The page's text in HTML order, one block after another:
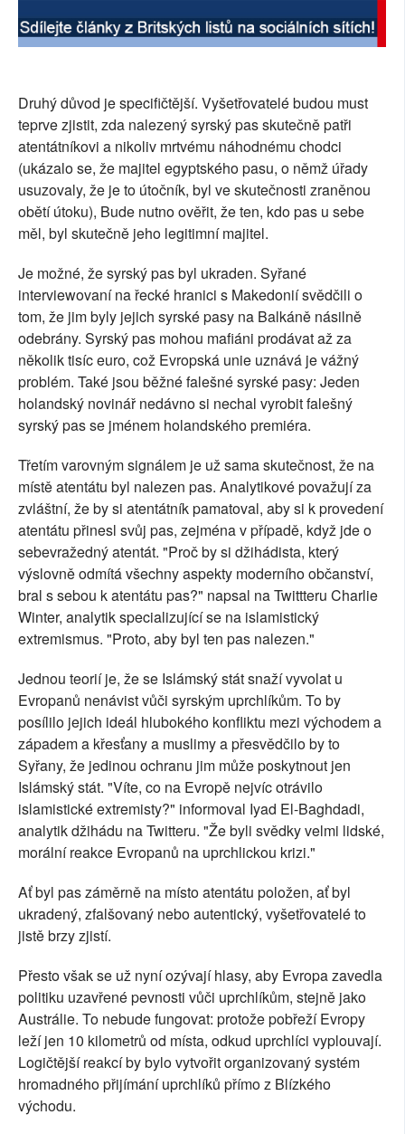
Druhý důvod je specifičtější. Vyšetřovatelé budou must
teprve zjistit, zda nalezený syrský pas skutečně patři
atentátníkovi a nikoliv mrtvému náhodnému chodci
(ukázalo se, že majitel egyptského pasu, o němž úřady
usuzovaly, že je to útočník, byl ve skutečnosti zraněnou
obětí útoku), Bude nutno ověřit, že ten, kdo pas u sebe
měl, byl skutečně jeho legitimní majitel.
Je možné, že syrský pas byl ukraden. Syřané
interviewovaní na řecké hranici s Makedonií svědčili o
tom, že jim byly jejich syrské pasy na Balkáně násilně
odebrány. Syrský pas mohou mafiáni prodávat až za
několik tisíc euro, což Evropská unie uznává je vážný
problém. Také jsou běžné falešné syrské pasy: Jeden
holandský novinář nedávno si nechal vyrobit falešný
syrský pas se jménem holandského premiéra.
Třetím varovným signálem je už sama skutečnost, že na
místě atentátu byl nalezen pas. Analytikové považují za
zvláštní, že by si atentátník pamatoval, aby si k provedení
atentátu přinesl svůj pas, zejména v případě, když jde o
sebevražedný atentát. "Proč by si džihádista, který
výslovně odmítá všechny aspekty moderního občanství,
bral s sebou k atentátu pas?" napsal na Twittteru Charlie
Winter, analytik specializující se na islamistický
extremismus. "Proto, aby byl ten pas nalezen."
Jednou teorií je, že se Islámský stát snaží vyvolat u
Evropanů nenávist vůči syrským uprchlíkům. To by
posílilo jejich ideál hlubokého konfliktu mezi východem a
západem a křesťany a muslimy a přesvědčilo by to
Syřany, že jedinou ochranu jim může poskytnout jen
Islámský stát. "Víte, co na Evropě nejvíc otrávilo
islamistické extremisty?" informoval Iyad El-Baghdadi,
analytik džihádu na Twitteru. "Že byli svědky velmi lidské,
morální reakce Evropanů na uprchlickou krizi."
Ať byl pas záměrně na místo atentátu položen, ať byl
ukradený, zfalšovaný nebo autentický, vyšetřovatelé to
jistě brzy zjistí.
Přesto však se už nyní ozývají hlasy, aby Evropa zavedla
politiku uzavřené pevnosti vůči uprchlíkům, stejně jako
Austrálie. To nebude fungovat: protože pobřeží Evropy
leží jen 10 kilometrů od místa, odkud uprchlíci vyplouvají.
Logičtější reakcí by bylo vytvořit organizovaný systém
hromadného přijímání uprchlíků přímo z Blízkého
východu.